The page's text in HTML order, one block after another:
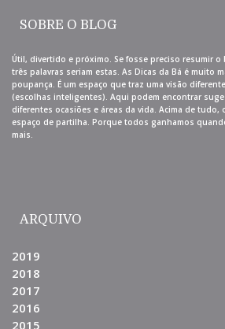
SOBRE O BLOG
Útil, divertido e próximo. Se fosse preciso resumir o
três palavras seriam estas. As Dicas da Bá é muito
poupança. É um espaço que traz uma visão diferente
(escolhas inteligentes). Aqui podem encontrar
diferentes ocasiões e áreas da vida. Acima de tudo,
espaço de partilha. Porque todos ganhamos
mais.
ARQUIVO
2019
2018
2017
2016
2015